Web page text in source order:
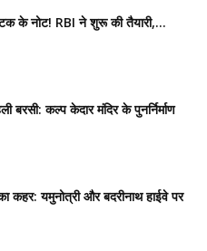
के नोट! RBI ने शुरू की तैयारी,...
बरसी: कल्प केदार मंदिर के पुनर्निर्माण
कहर: यमुनोत्री और बदरीनाथ हाईवे पर